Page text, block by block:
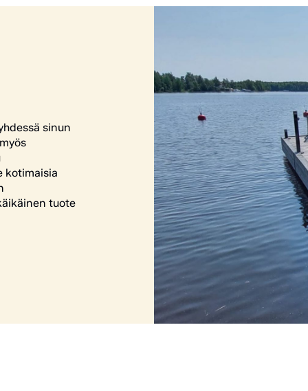
sinun
kotimaisia
tuote